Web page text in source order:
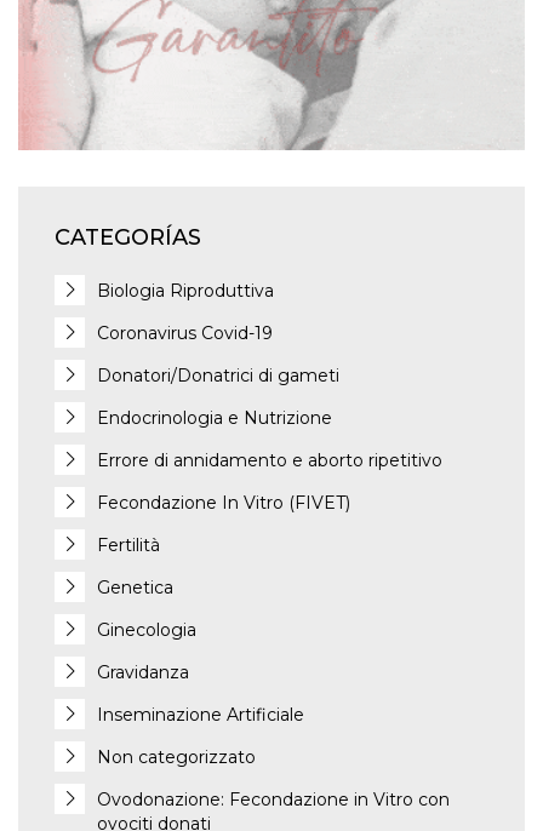
CATEGORÍAS
Biologia Riproduttiva
Coronavirus Covid-19
Donatori/Donatrici di gameti
Endocrinologia e Nutrizione
Errore di annidamento e aborto ripetitivo
Fecondazione In Vitro (FIVET)
Fertilità
Genetica
Ginecologia
Gravidanza
Inseminazione Artificiale
Non categorizzato
Ovodonazione: Fecondazione in Vitro con
ovociti donati